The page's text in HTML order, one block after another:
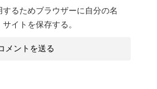
るためブラウザーに自分の名
イトを保存する。